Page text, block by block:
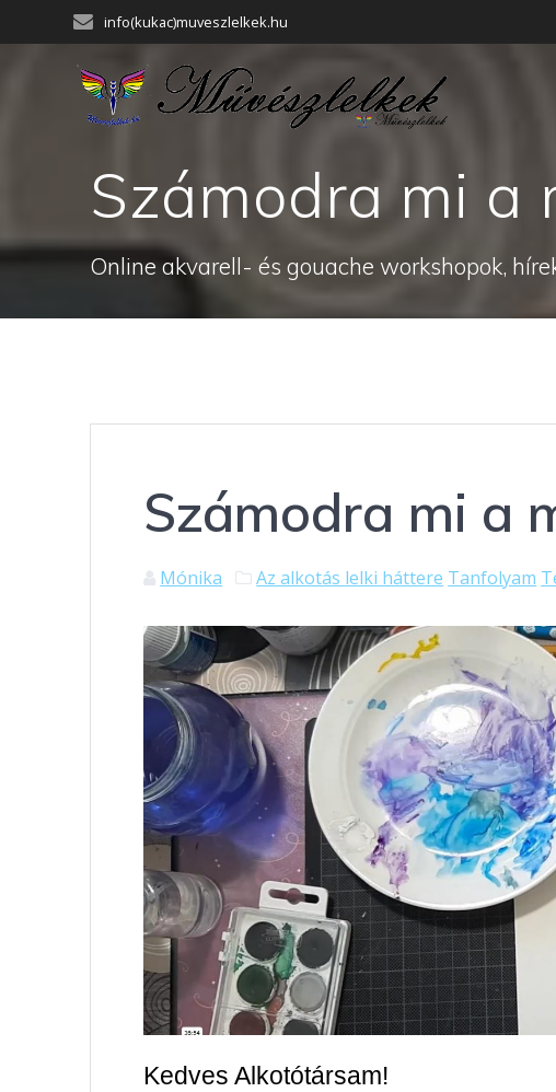
to
info(kukac)muveszlelkek.hu
Számodra mi a
Online akvarell- és gouache workshopok,
Számodra mi a
Mónika Az alkotás lelki háttere Tanfolyam
Kedves Alkotótársam!